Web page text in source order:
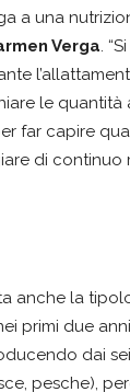
a una
Verga.
le quantità
far capire
di
anche la
primi due
dai
pesche),